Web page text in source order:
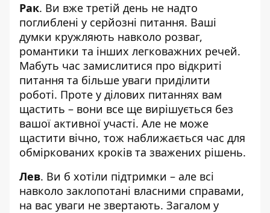
Рак. Ви вже третій день не надто
поглиблені у серйозні питання. Ваші
думки кружляють навколо розваг,
романтики та інших легковажних речей.
Мабуть час замислитися про відкриті
питання та більше уваги приділити
роботі. Проте у ділових питаннях вам
щастить – вони все ще вирішується без
вашої активної участі. Але не може
щастити вічно, тож наближається час для
обміркованих кроків та зважених рішень.
Лев. Ви б хотіли підтримки – але всі
навколо заклопотані власними справами,
на вас уваги не звертають. Загалом у